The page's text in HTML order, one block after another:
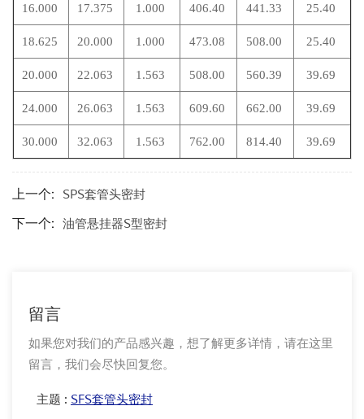
16.000 17.375 1.000 406.40 441.33 25.40
18.625 20.000 1.000 473.08 508.00 25.40
20.000 22.063 1.563 508.00 560.39 39.69
24.000 26.063 1.563 609.60 662.00 39.69
30.000 32.063 1.563 762.00 814.40 39.69
上一个: SPS套管头密封
下一个: 油管悬挂器S型密封
留言
如果您对我们的产品感兴趣，想了解更多详情，请在这里
留言，我们会尽快回复您。
主题 : SFS套管头密封